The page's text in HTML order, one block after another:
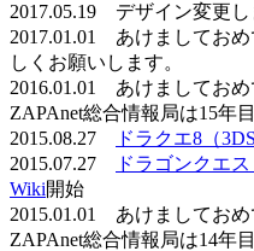
2017.05.19 デザイン変更し
2017.01.01 あけましてお
しくお願いします。
2016.01.01 あけましてお
ZAPAnet総合情報局は15年
2015.08.27
ドラクエ8（
2015.07.27
ドラゴンクエ
Wiki開始
2015.01.01 あけましてお
ZAPAnet総合情報局は14年